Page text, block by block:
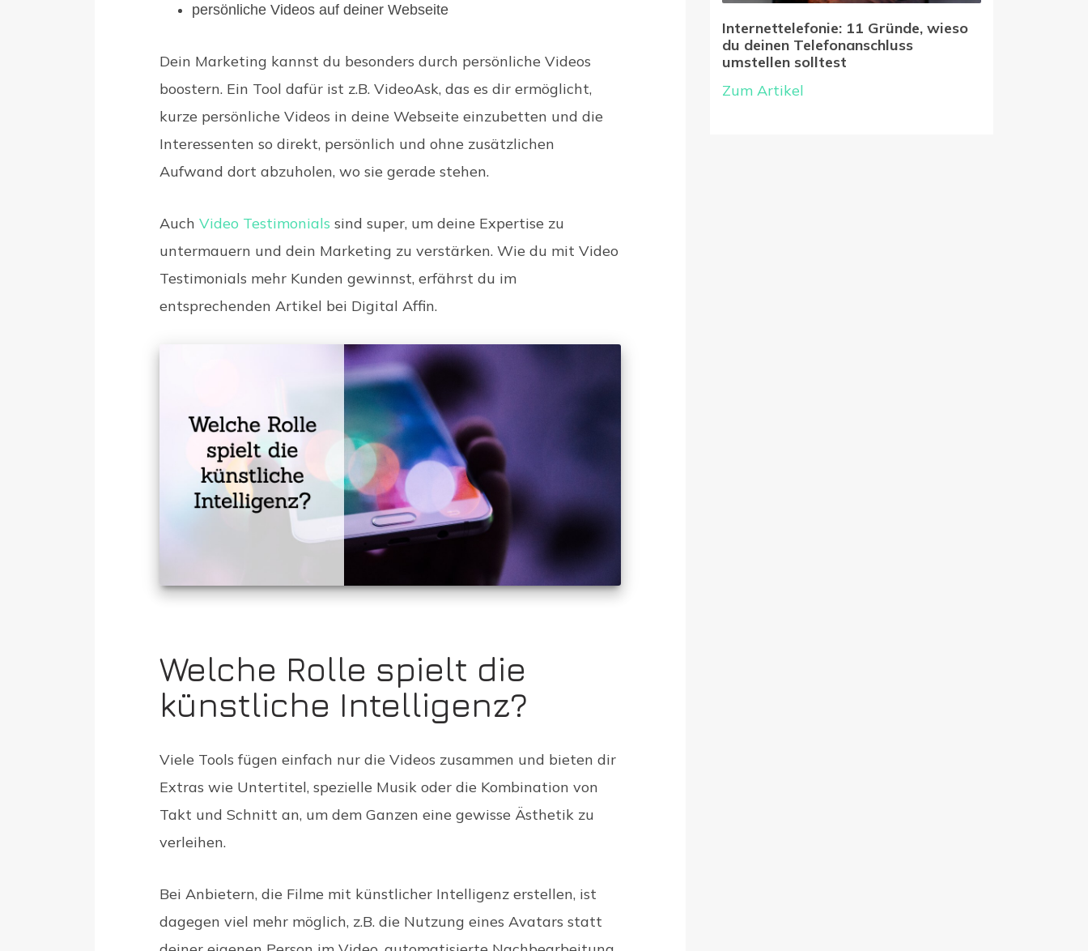
persönliche Videos auf deiner Webseite
Dein Marketing kannst du besonders durch persönliche Videos
boostern. Ein Tool dafür ist z.B. VideoAsk, das es dir ermöglicht,
kurze persönliche Videos in deine Webseite einzubetten und die
Interessenten so direkt, persönlich und ohne zusätzlichen
Aufwand dort abzuholen, wo sie gerade stehen.
Auch Video Testimonials sind super, um deine Expertise zu
untermauern und dein Marketing zu verstärken. Wie du mit Video
Testimonials mehr Kunden gewinnst, erfährst du im
entsprechenden Artikel bei Digital Affin.
Welche Rolle spielt die
künstliche Intelligenz?
Viele Tools fügen einfach nur die Videos zusammen und bieten dir
Extras wie Untertitel, spezielle Musik oder die Kombination von
Takt und Schnitt an, um dem Ganzen eine gewisse Ästhetik zu
verleihen.
Bei Anbietern, die Filme mit künstlicher Intelligenz erstellen, ist
dagegen viel mehr möglich, z.B. die Nutzung eines Avatars statt
Internettelefonie: 11 Gründe, wieso
du deinen Telefonanschluss
umstellen solltest
Zum Artikel